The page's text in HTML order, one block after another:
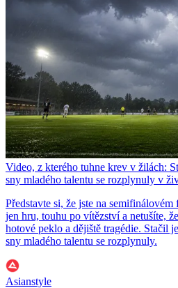
Video, z kterého tuhne krev v žilách:
sny mladého talentu se rozplynuly v
Představte si, že jste na
jen hru, touhu po vítězství a netušíte,
hotové peklo a dějiště tragédie. Stačil
sny mladého talentu se rozplynuly.
Asianstyle